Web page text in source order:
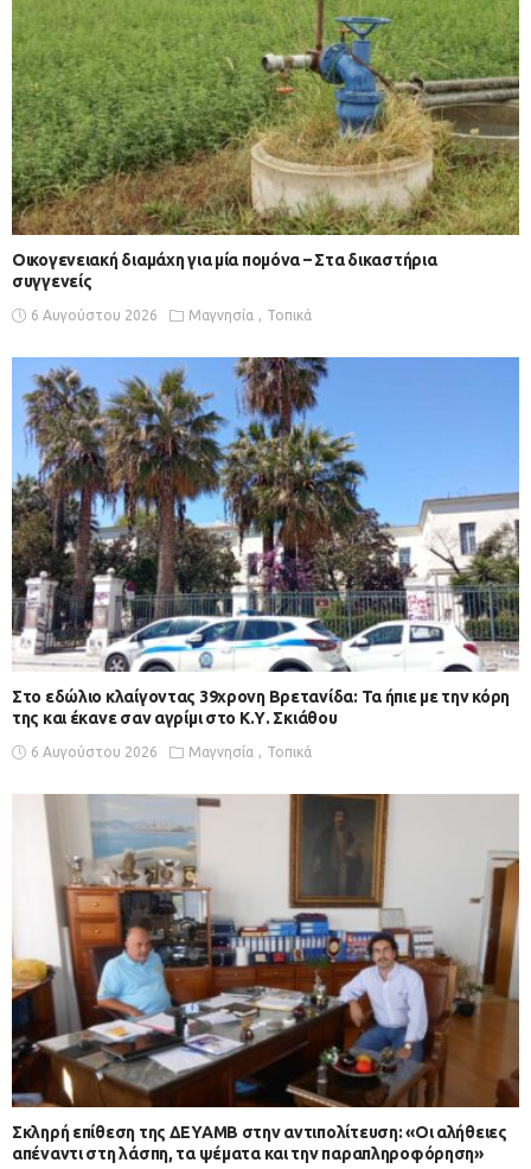
Οικογενειακή διαμάχη για μία πομόνα – Στα δικαστήρια
συγγενείς
6 Αυγούστου 2026 Μαγνησία Τοπικά
Στο εδώλιο κλαίγοντας 39χρονη Βρετανίδα: Τα ήπιε με την κόρη
της και έκανε σαν αγρίμι στο Κ.Υ. Σκιάθου
6 Αυγούστου 2026 Μαγνησία Τοπικά
Σκληρή επίθεση της ΔΕΥΑΜΒ στην αντιπολίτευση: «Οι αλήθειες
απέναντι στη λάσπη, τα ψέματα και την παραπληροφόρηση»